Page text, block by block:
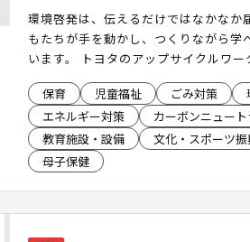
環境啓発は、伝えるだけではなかなか
もたちが手を動かし、つくりながら学
います。 トヨタのアップサイクルワ
で生まれるレザー等のアップサイクル
ートラルや、SDGsを身近なテーマと
験型コンテンツです。 幅広い年齢層が
入しやすく、全国各地で開催される環
施設でのプログラムなどで採用され、
いています。 自分だけのアップサイク
境への学びを家庭に持ち帰ることで、
できます。
保育 児童福祉 ごみ対策
エネルギー対策
カーボンニュート
教育施設・設備
文化・スポーツ
母子保健